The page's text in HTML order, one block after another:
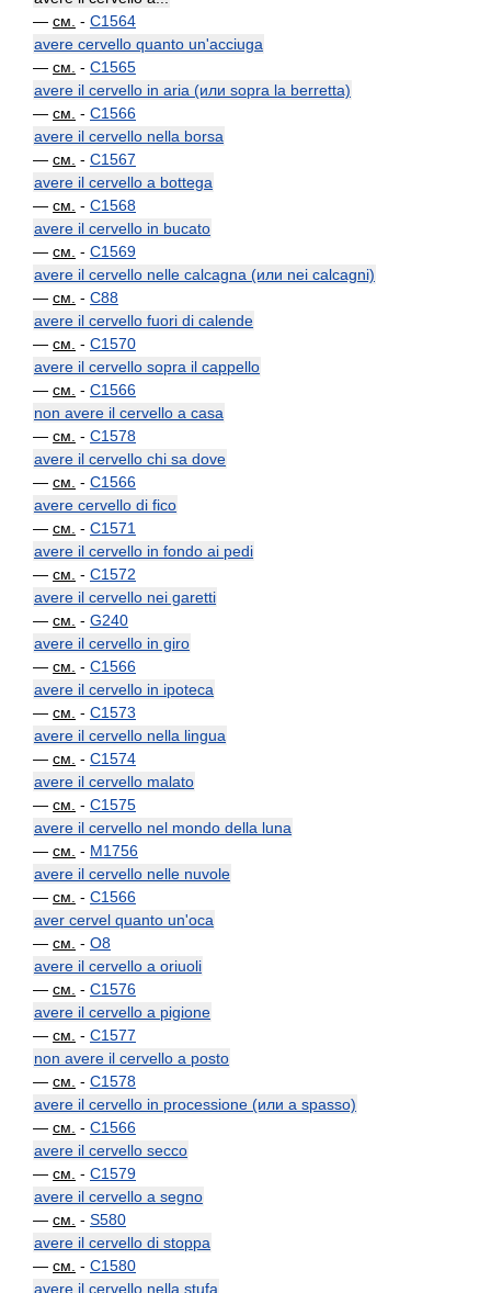
— см. - C1564
avere cervello quanto un'acciuga
— см. - C1565
avere il cervello in aria (или sopra la berretta)
— см. - C1566
avere il cervello nella borsa
— см. - C1567
avere il cervello a bottega
— см. - C1568
avere il cervello in bucato
— см. - C1569
avere il cervello nelle calcagna (или nei calcagni)
— см. - C88
avere il cervello fuori di calende
— см. - C1570
avere il cervello sopra il cappello
— см. - C1566
non avere il cervello a casa
— см. - C1578
avere il cervello chi sa dove
— см. - C1566
avere cervello di fico
— см. - C1571
avere il cervello in fondo ai pedi
— см. - C1572
avere il cervello nei garetti
— см. - G240
avere il cervello in giro
— см. - C1566
avere il cervello in ipoteca
— см. - C1573
avere il cervello nella lingua
— см. - C1574
avere il cervello malato
— см. - C1575
avere il cervello nel mondo della luna
— см. - M1756
avere il cervello nelle nuvole
— см. - C1566
aver cervel quanto un'oca
— см. - O8
avere il cervello a oriuoli
— см. - C1576
avere il cervello a pigione
— см. - C1577
non avere il cervello a posto
— см. - C1578
avere il cervello in processione (или a spasso)
— см. - C1566
avere il cervello secco
— см. - C1579
avere il cervello a segno
— см. - S580
avere il cervello di stoppa
— см. - C1580
avere il cervello nella stufa